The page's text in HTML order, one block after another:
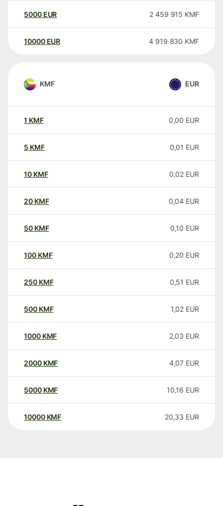
5000 EUR 2 459 915 KMF
10000 EUR 4 919 830 KMF
KMF EUR
1 KMF 0,00 EUR
5 KMF 0,01 EUR
10 KMF 0,02 EUR
20 KMF 0,04 EUR
50 KMF 0,10 EUR
100 KMF 0,20 EUR
250 KMF 0,51 EUR
500 KMF 1,02 EUR
1000 KMF 2,03 EUR
2000 KMF 4,07 EUR
5000 KMF 10,16 EUR
10000 KMF 20,33 EUR